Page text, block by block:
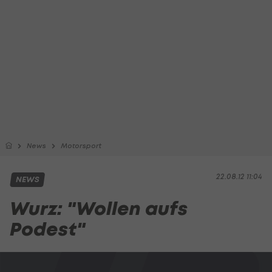
News Motorsport
22.08.12 11:04
NEWS
Wurz: "Wollen aufs
Podest"